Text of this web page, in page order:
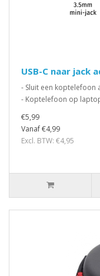
USB-C naar jack
- Sluit een koptelefoon
- Koptelefoon op
€5,99
Vanaf €4,99
Excl. BTW: €4,95